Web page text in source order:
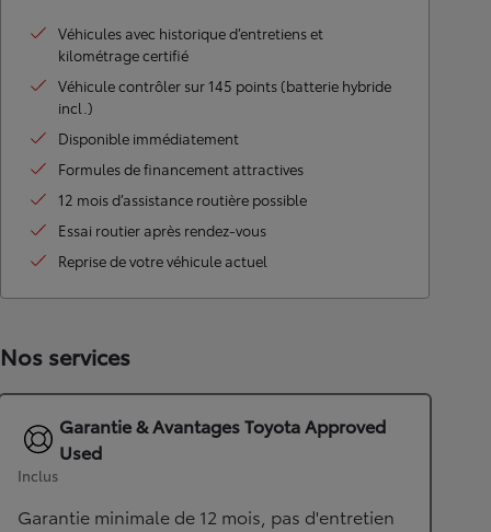
Véhicules avec historique d’entretiens et
kilométrage certifié
Véhicule contrôler sur 145 points (batterie hybride
incl.)
Disponible immédiatement
Formules de financement attractives
12 mois d’assistance routière possible
Essai routier après rendez-vous
Reprise de votre véhicule actuel
Nos services
Garantie & Avantages Toyota Approved
Used
Inclus
Garantie minimale de 12 mois, pas d'entretien